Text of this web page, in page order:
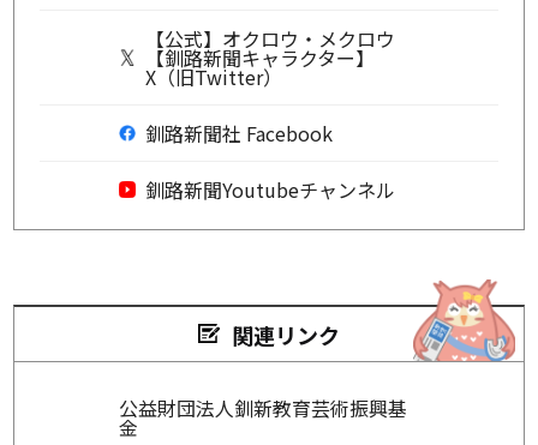
【公式】オクロウ・メクロウ
【釧路新聞キャラクター】
X（旧Twitter）
釧路新聞社 Facebook
釧路新聞Youtubeチャンネル
関連リンク
公益財団法人釧新教育芸術振興基
金